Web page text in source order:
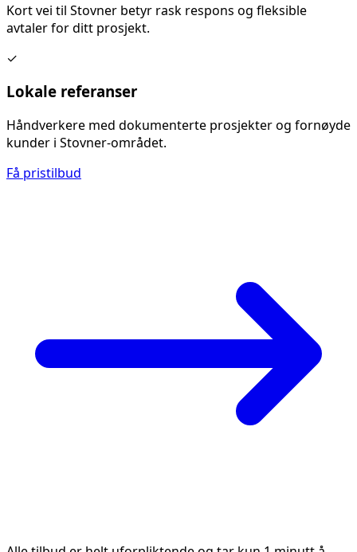
Kort vei til Stovner betyr rask respons og fleksible
avtaler for ditt prosjekt.
✓
Lokale referanser
Håndverkere med dokumenterte prosjekter og fornøyde
kunder i Stovner-området.
Få pristilbud